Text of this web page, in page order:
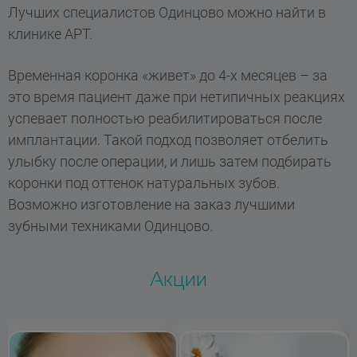
Лучших специалистов Одинцово можно найти в
клинике АРТ.
Временная коронка «живет» до 4-х месяцев – за
это время пациент даже при нетипичных реакциях
успевает полностью реабилитироваться после
имплантации. Такой подход позволяет отбелить
улыбку после операции, и лишь затем подбирать
коронки под оттенок натуральных зубов.
Возможно изготовление на заказ лучшими
зубными техниками Одинцово.
Акции
нет критических противопоказаний, на
место будущего имплантата
протез. Он позволяет замаскировать
временное отсутствие зубов, и до
установки импланта пациенту не придется
скрывать улыбку.